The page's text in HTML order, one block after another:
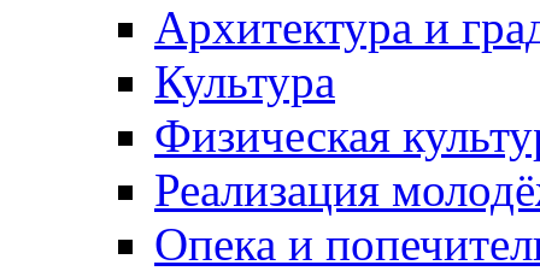
Архитектура и
Культура
Физическая
Реализация
Опека и